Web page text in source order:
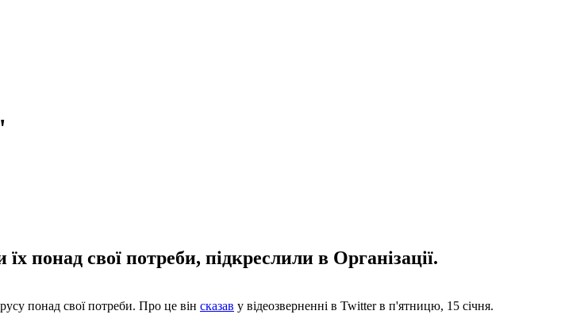
понад свої потреби, підкреслили в Організації.
понад свої потреби. Про це він сказав у відеозверненні в Twitter в п'ятницю, 15 січня.